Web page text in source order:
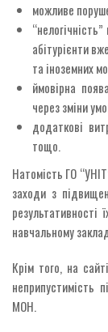
можливе
абітурієнти
та іноземних
ймовірна
через зміни
додаткові
тощо.
Натомість ГО
заходи з
навчальному
Крім того, на
неприпустимість
МОН.